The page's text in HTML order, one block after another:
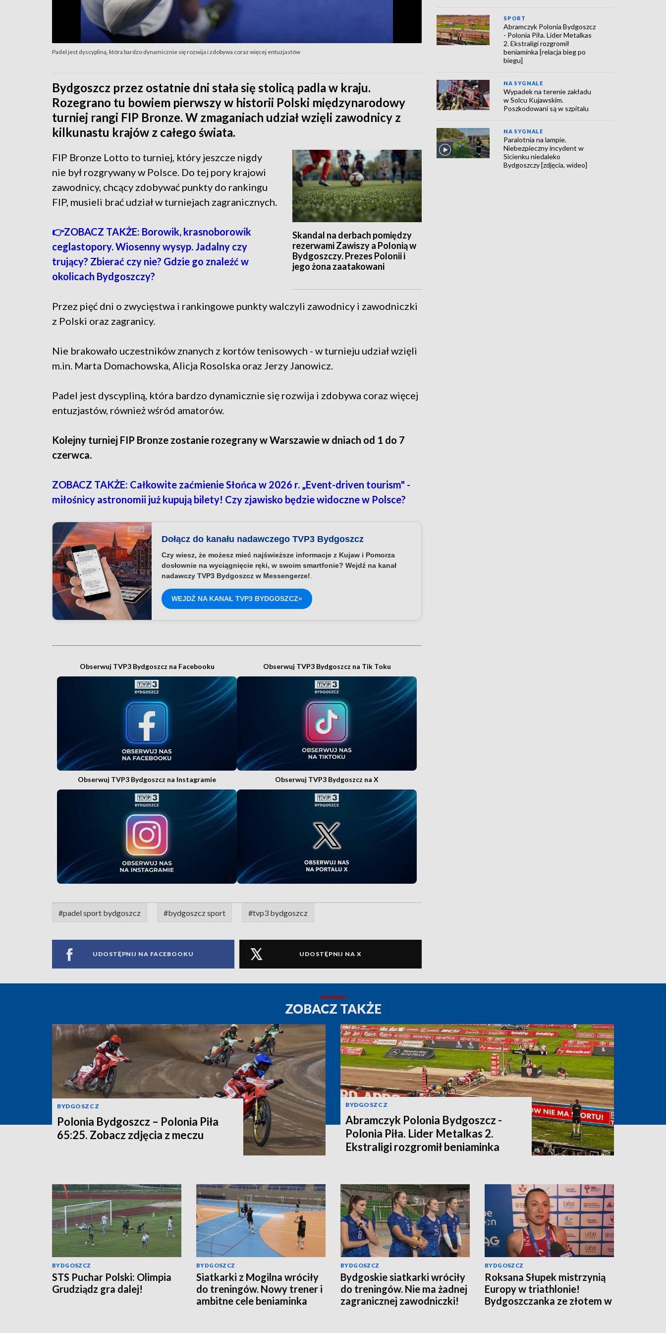
Padel jest dyscypliną, która bardzo dynamicznie się rozwija i zdobywa coraz więcej entuzjastów
Bydgoszcz przez ostatnie dni stała się stolicą padla w kraju.
Rozegrano tu bowiem pierwszy w historii Polski międzynarodowy
turniej rangi FIP Bronze. W zmaganiach udział wzięli zawodnicy z
kilkunastu krajów z całego świata.
Skandal na derbach pomiędzy
rezerwami Zawiszy a Polonią w
Bydgoszczy. Prezes Polonii i
jego żona zaatakowani
FIP Bronze Lotto to turniej, który jeszcze nigdy
nie był rozgrywany w Polsce. Do tej pory krajowi
zawodnicy, chcący zdobywać punkty do rankingu
FIP, musieli brać udział w turniejach zagranicznych.
👉ZOBACZ TAKŻE: Borowik, krasnoborowik
ceglastopory. Wiosenny wysyp. Jadalny czy
trujący? Zbierać czy nie? Gdzie go znaleźć w
okolicach Bydgoszczy?
Przez pięć dni o zwycięstwa i rankingowe punkty walczyli zawodnicy i zawodniczki
z Polski oraz zagranicy.
Nie brakowało uczestników znanych z kortów tenisowych - w turnieju udział wzięli
m.in. Marta Domachowska, Alicja Rosolska oraz Jerzy Janowicz.
Padel jest dyscypliną, która bardzo dynamicznie się rozwija i zdobywa coraz więcej
entuzjastów, również wśród amatorów.
Kolejny turniej FIP Bronze zostanie rozegrany w Warszawie w dniach od 1 do 7
czerwca.
ZOBACZ TAKŻE: Całkowite zaćmienie Słońca w 2026 r. „Event-driven tourism" -
miłośnicy astronomii już kupują bilety! Czy zjawisko będzie widoczne w Polsce?
Dołącz do kanału nadawczego TVP3 Bydgoszcz
Czy wiesz, że możesz mieć najświeższe informacje z Kujaw i Pomorza
dosłownie na wyciągnięcie ręki, w swoim smartfonie? Wejdź na kanał
nadawczy TVP3 Bydgoszcz w Messengerze!.
WEJDŹ NA KANAŁ TVP3 BYDGOSZCZ»
Obserwuj TVP3 Bydgoszcz na Facebooku Obserwuj TVP3 Bydgoszcz na Tik Toku
Obserwuj TVP3 Bydgoszcz na Instagramie Obserwuj TVP3 Bydgoszcz na X
#padel sport bydgoszcz #bydgoszcz sport #tvp3 bydgoszcz
UDOSTĘPNIJ NA FACEBOOKU UDOSTĘPNIJ NA X
SPORT
Abramczyk Polonia Bydgoszcz
- Polonia Piła. Lider Metalkas
2. Ekstraligi rozgromił
beniaminka [relacja bieg po
biegu]
NA SYGNALE
Wypadek na terenie zakładu
w Solcu Kujawskim.
Poszkodowani są w szpitalu
NA SYGNALE
Paralotnia na lampie.
Niebezpieczny incydent w
Sicienku niedaleko
Bydgoszczy [zdjęcia, wideo]
ZOBACZ TAKŻE
BYDGOSZCZ
Polonia Bydgoszcz – Polonia Piła
65:25. Zobacz zdjęcia z meczu
BYDGOSZCZ
Abramczyk Polonia Bydgoszcz -
Polonia Piła. Lider Metalkas 2.
Ekstraligi rozgromił beniaminka
BYDGOSZCZ
STS Puchar Polski: Olimpia
Grudziądz gra dalej!
BYDGOSZCZ
Siatkarki z Mogilna wróciły
do treningów. Nowy trener i
ambitne cele beniaminka
BYDGOSZCZ
Bydgoskie siatkarki wróciły
do treningów. Nie ma żadnej
zagranicznej zawodniczki!
BYDGOSZCZ
Roksana Słupek mistrzynią
Europy w triathlonie!
Bydgoszczanka ze złotem w